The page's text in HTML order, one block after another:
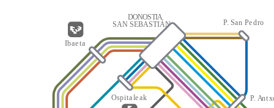
DONOSTIA
SAN SEBASTIÁN P. San Pedro
P Antx
Ospitaleak
Ibaeta